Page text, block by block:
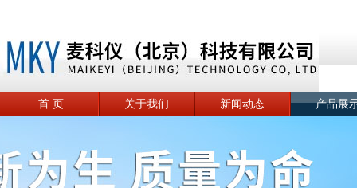
首 页 关于我们 新闻动态 产品展